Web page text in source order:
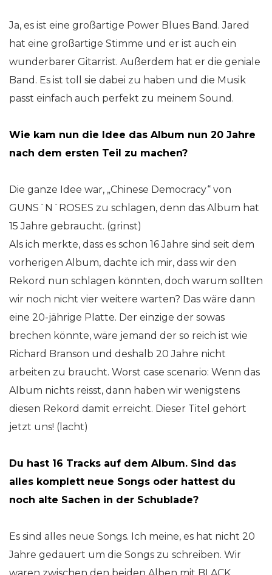
Ja, es ist eine großartige Power Blues Band. Jared
hat eine großartige Stimme und er ist auch ein
wunderbarer Gitarrist. Außerdem hat er die geniale
Band. Es ist toll sie dabei zu haben und die Musik
passt einfach auch perfekt zu meinem Sound.
Wie kam nun die Idee das Album nun 20 Jahre
nach dem ersten Teil zu machen?
Die ganze Idee war, „Chinese Democracy“ von
GUNS´N´ROSES zu schlagen, denn das Album hat
15 Jahre gebraucht. (grinst)
Als ich merkte, dass es schon 16 Jahre sind seit dem
vorherigen Album, dachte ich mir, dass wir den
Rekord nun schlagen könnten, doch warum sollten
wir noch nicht vier weitere warten? Das wäre dann
eine 20-jährige Platte. Der einzige der sowas
brechen könnte, wäre jemand der so reich ist wie
Richard Branson und deshalb 20 Jahre nicht
arbeiten zu braucht. Worst case scenario: Wenn das
Album nichts reisst, dann haben wir wenigstens
diesen Rekord damit erreicht. Dieser Titel gehört
jetzt uns! (lacht)
Du hast 16 Tracks auf dem Album. Sind das
alles komplett neue Songs oder hattest du
noch alte Sachen in der Schublade?
Es sind alles neue Songs. Ich meine, es hat nicht 20
Jahre gedauert um die Songs zu schreiben. Wir